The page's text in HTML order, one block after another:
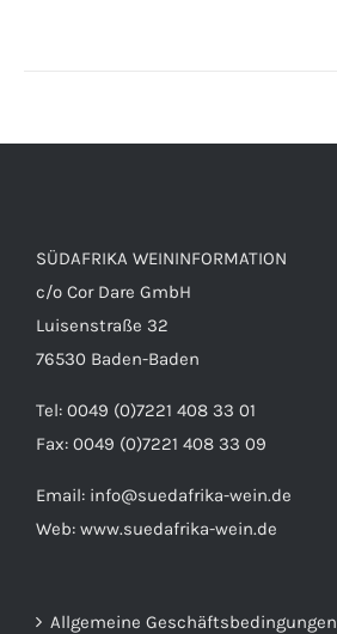
SÜDAFRIKA WEININFORMATION
c/o Cor Dare GmbH
Luisenstraße 32
76530 Baden-Baden
Tel: 0049 (0)7221 408 33 01
Fax: 0049 (0)7221 408 33 09
Email: info@suedafrika-wein.de
Web: www.suedafrika-wein.de
Allgemeine Geschäftsbedingungen